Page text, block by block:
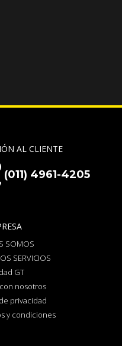
AL CLIENTE
(011) 4961-4205
SOMOS
SERVICIOS
GT
nosotros
privacidad
y condiciones